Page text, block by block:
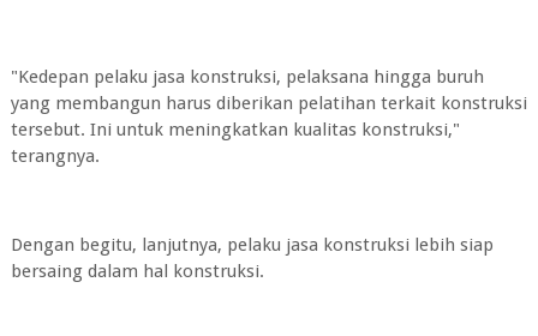
"Kedepan pelaku jasa konstruksi, pelaksana hingga buruh
yang membangun harus diberikan pelatihan terkait konstruksi
tersebut. Ini untuk meningkatkan kualitas konstruksi,"
terangnya.
Dengan begitu, lanjutnya, pelaku jasa konstruksi lebih siap
bersaing dalam hal konstruksi.